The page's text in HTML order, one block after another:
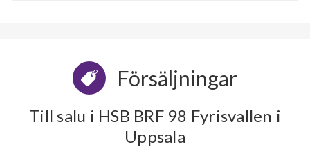
Försäljningar
Till salu i HSB BRF 98 Fyrisvallen i
Uppsala